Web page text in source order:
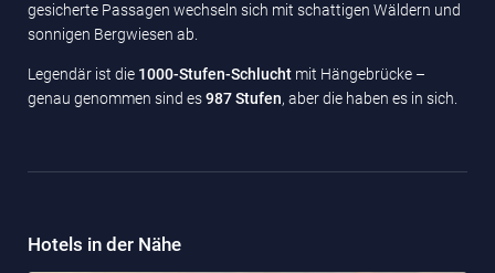
gesicherte Passagen wechseln sich mit schattigen Wäldern und
sonnigen Bergwiesen ab.
Legendär ist die 1000-Stufen-Schlucht mit Hängebrücke –
genau genommen sind es987 Stufen, aber die haben es in sich.
Hotels in der Nähe